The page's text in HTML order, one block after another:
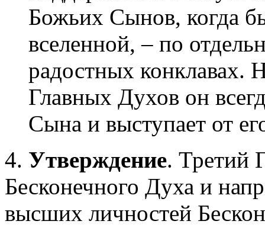
Божьих Сынов, когда
вселенной, – по
радостных конклавах.
Главных Духов он
Сына и выступает от
4. Утверждение. Третий
Бесконечного Духа и
высших личностей